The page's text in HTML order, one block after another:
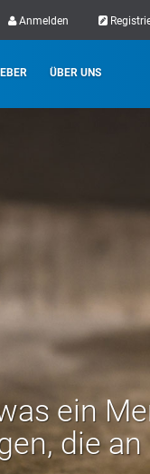
Anmelden
ÜBER UNS
ein
die